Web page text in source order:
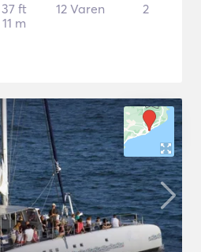
37 ft
11 m
12 Varen 2